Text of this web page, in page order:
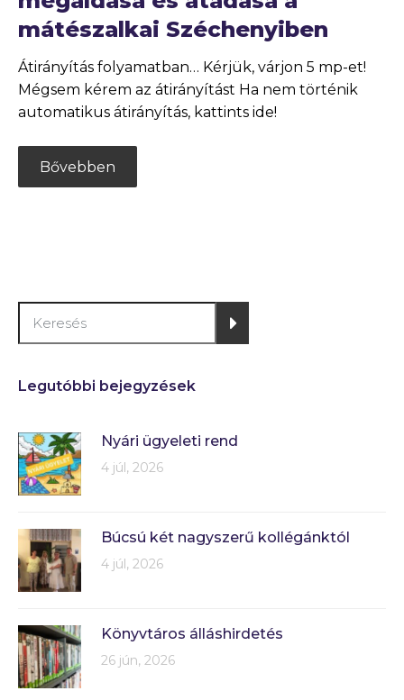
mátészalkai Széchenyiben
Átirányítás folyamatban… Kérjük, várjon 5 mp-et!
Mégsem kérem az átirányítást Ha nem történik
automatikus átirányítás, kattints ide!
Bővebben
Legutóbbi bejegyzések
Nyári ügyeleti rend
4 júl, 2026
Búcsú két nagyszerű kollégánktól
4 júl, 2026
Könyvtáros álláshirdetés
26 jún, 2026